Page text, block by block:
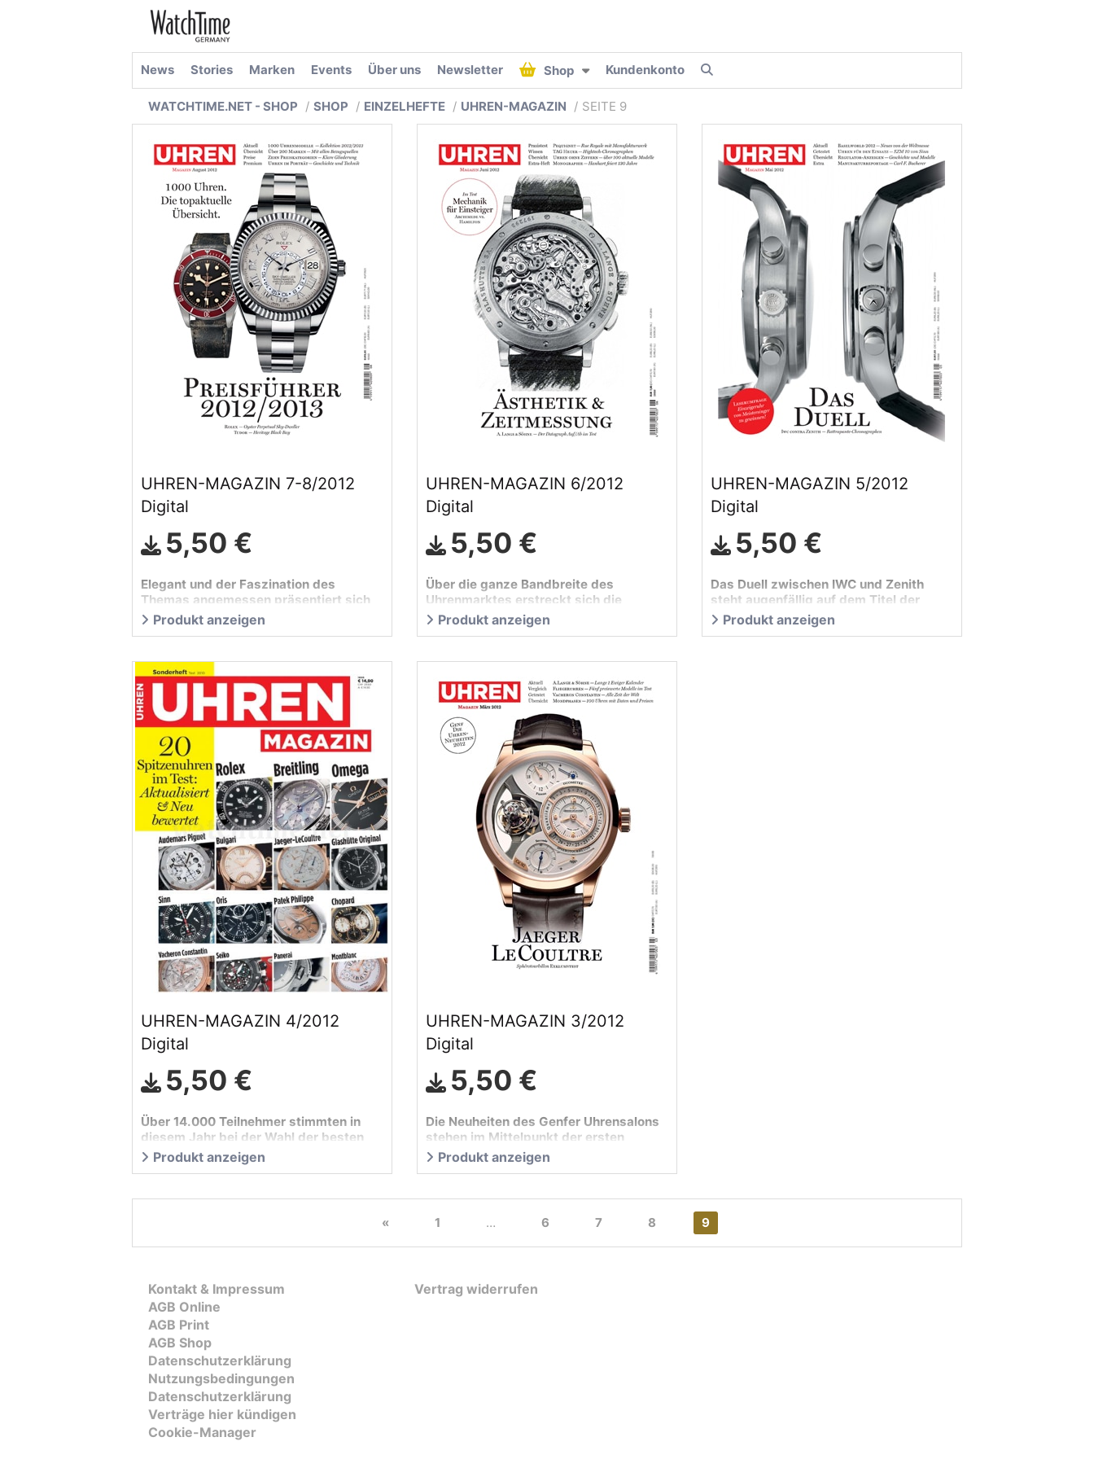
News Stories Marken Events Über uns Newsletter Shop Kundenkonto
WATCHTIME.NET - SHOP SHOP EINZELHEFTE UHREN-MAGAZIN SEITE 9
UHREN-MAGAZIN 7-8/2012
Digital
5,50 €
Elegant und der Faszination des
Themas angemessen präsentiert sich
der diesjährige UHREN-MAGAZIN-
Preisführer in völlig neuer Optik.
Produkt anzeigen
UHREN-MAGAZIN 6/2012
Digital
5,50 €
Über die ganze Bandbreite des
Uhrenmarktes erstreckt sich die
Teststrecke der aktuellen UHREN-
MAGAZIN-Ausgabe.
Produkt anzeigen
UHREN-MAGAZIN 5/2012
Digital
5,50 €
Das Duell zwischen IWC und Zenith
steht augenfällig auf dem Titel der
aktuellen UHREN-MAGAZIN-Ausgabe.
Produkt anzeigen
UHREN-MAGAZIN 4/2012
Digital
5,50 €
Über 14.000 Teilnehmer stimmten in
diesem Jahr bei der Wahl der besten
Uhren der Welt ab. Von ursprünglich
407 zur Leserwahl angetretenen
Produkt anzeigen
UHREN-MAGAZIN 3/2012
Digital
5,50 €
Die Neuheiten des Genfer Uhrensalons
stehen im Mittelpunkt der ersten
UHREN-MAGAZIN-Ausgabe 2012
Produkt anzeigen
« 1 … 6 7 8 9
Kontakt & Impressum
AGB Online
AGB Print
AGB Shop
Datenschutzerklärung
Nutzungsbedingungen
Datenschutzerklärung
Verträge hier kündigen
Cookie-Manager
Vertrag widerrufen